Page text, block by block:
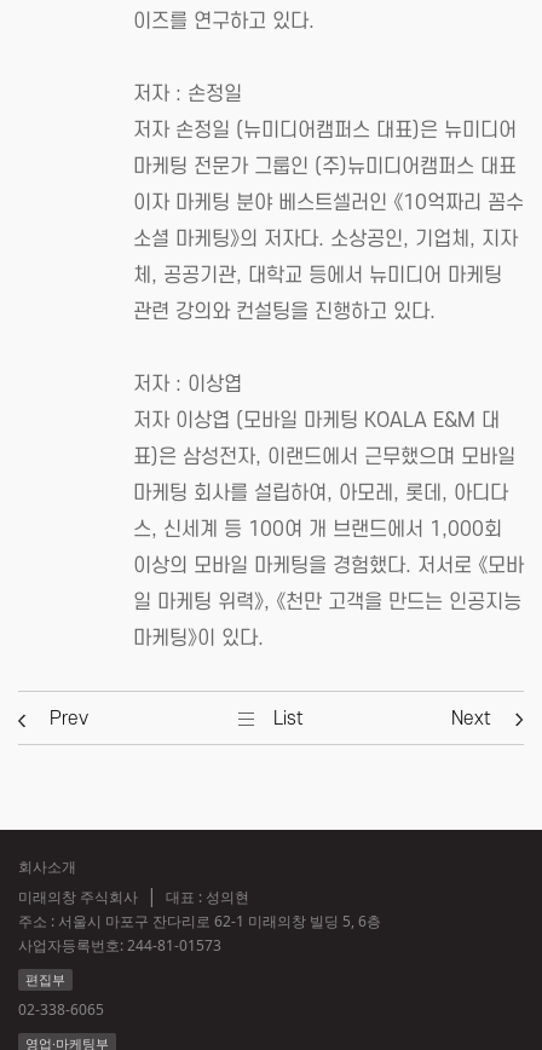
이즈를 연구하고 있다.
저자 : 손정일
저자 손정일 (뉴미디어캠퍼스 대표)은 뉴미디어
마케팅 전문가 그룹인 (주)뉴미디어캠퍼스 대표
이자 마케팅 분야 베스트셀러인 《10억짜리 꼼수
소셜 마케팅》의 저자다. 소상공인, 기업체, 지자
체, 공공기관, 대학교 등에서 뉴미디어 마케팅
관련 강의와 컨설팅을 진행하고 있다.
저자 : 이상엽
저자 이상엽 (모바일 마케팅 KOALA E&M 대
표)은 삼성전자, 이랜드에서 근무했으며 모바일
마케팅 회사를 설립하여, 아모레, 롯데, 아디다
스, 신세계 등 100여 개 브랜드에서 1,000회
이상의 모바일 마케팅을 경험했다. 저서로 《모바
일 마케팅 위력》, 《천만 고객을 만드는 인공지능
마케팅》이 있다.
Prev List Next
회사소개
미래의창 주식회사
대표 : 성의현
주소 : 서울시 마포구 잔다리로 62-1 미래의창 빌딩 5, 6층
사업자등록번호:244-81-01573
편집부
02-338-6065
영업·마케팅부